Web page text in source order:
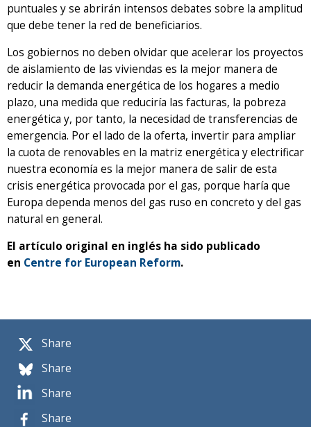
Share
Share
Share
Share
puntuales y se abrirán intensos debates sobre la amplitud
que debe tener la red de beneficiarios.
Los gobiernos no deben olvidar que acelerar los proyectos
de aislamiento de las viviendas es la mejor manera de
reducir la demanda energética de los hogares a medio
plazo, una medida que reduciría las facturas, la pobreza
energética y, por tanto, la necesidad de transferencias de
emergencia. Por el lado de la oferta, invertir para ampliar
la cuota de renovables en la matriz energética y electrificar
nuestra economía es la mejor manera de salir de esta
crisis energética provocada por el gas, porque haría que
Europa dependa menos del gas ruso en concreto y del gas
natural en general.
El artículo original en inglés ha sido publicado
en Centre for European Reform.